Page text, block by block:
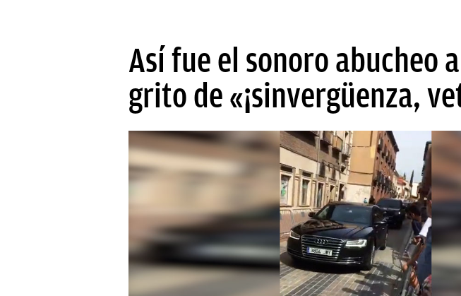
Así fue el sonoro abucheo
grito de «¡sinvergüenza,